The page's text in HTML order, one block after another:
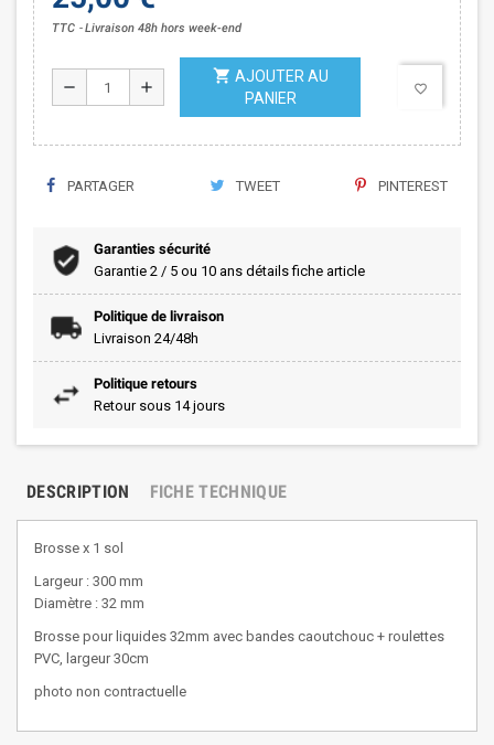
TTC Livraison 48h hors week-end
remove add
shopping_cart AJOUTER AU
PANIER
favorite_border
PARTAGER TWEET PINTEREST
Garanties sécurité
Garantie 2 / 5 ou 10 ans détails fiche article
Politique de livraison
Livraison 24/48h
Politique retours
Retour sous 14 jours
DESCRIPTION FICHE TECHNIQUE
Brosse x 1 sol
Largeur : 300 mm
Diamètre : 32 mm
Brosse pour liquides 32mm avec bandes caoutchouc + roulettes
PVC, largeur 30cm
photo non contractuelle